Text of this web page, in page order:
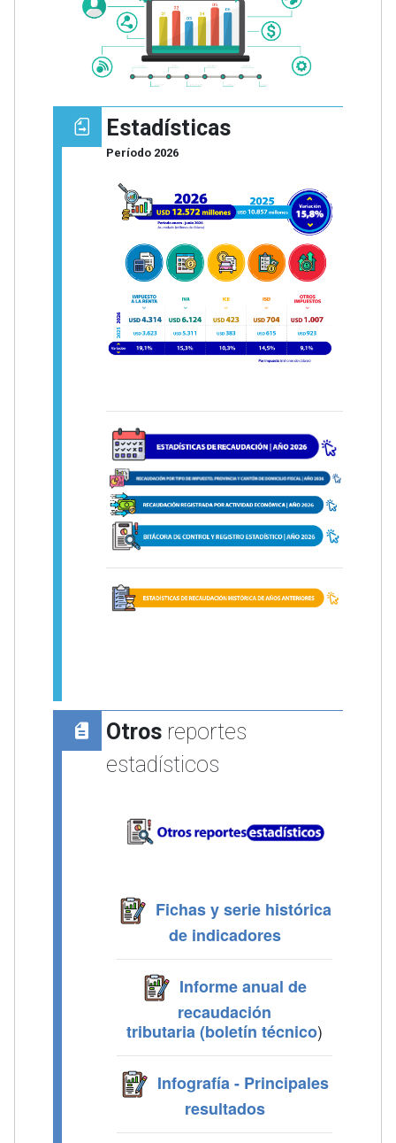
Estadísticas
Período 2026
Otrosreportes
estadísticos
Fichas y serie histórica
de indicadores
Informe anual de
recaudación
tributaria (boletín técnico)
Infografía - Principales
resultados